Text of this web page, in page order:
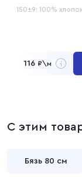
Зимние игрушки
150±9; 100% хлопок
116 ₽\м
С этим
Бязь 80 см